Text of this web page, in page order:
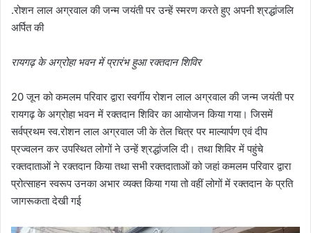
.रोशन लाल अग्रवाल की जन्म जयंती पर उन्हें स्मरण करते हुए अपनी श्रद्धांजलि
अर्पित की
रायगढ़ के अग्रोहा भवन में प्रारंभ हुआ रक्तदान शिविर
20 जून को कमलम परिवार द्वारा स्वर्गीय रोशन लाल अग्रवाल की जन्म जयंती पर
रायगढ़ के अग्रोहा भवन में रक्तदान शिविर का आयोजन किया गया। जिसमें
सर्वप्रथम स्व.रोशन लाल अग्रवाल जी के तेल चित्र पर माल्यार्पण एवं दीप
प्रज्वलन कर उपस्थित लोगों ने उन्हें श्रद्धांजलि दी। तथा शिविर में पहुंचे
रक्तदाताओं ने रक्तदान किया तथा सभी रक्तदाताओं को जहां कमलम परिवार द्वारा
प्रोत्साहन स्वरूप उनका अभार व्यक्त किया गया तो वहीं लोगों में रक्तदान के प्रति
जागरूकता देखी गई